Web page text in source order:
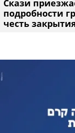
Скази
подробности
честь